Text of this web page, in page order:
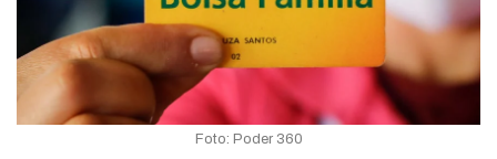
Foto: Poder 360